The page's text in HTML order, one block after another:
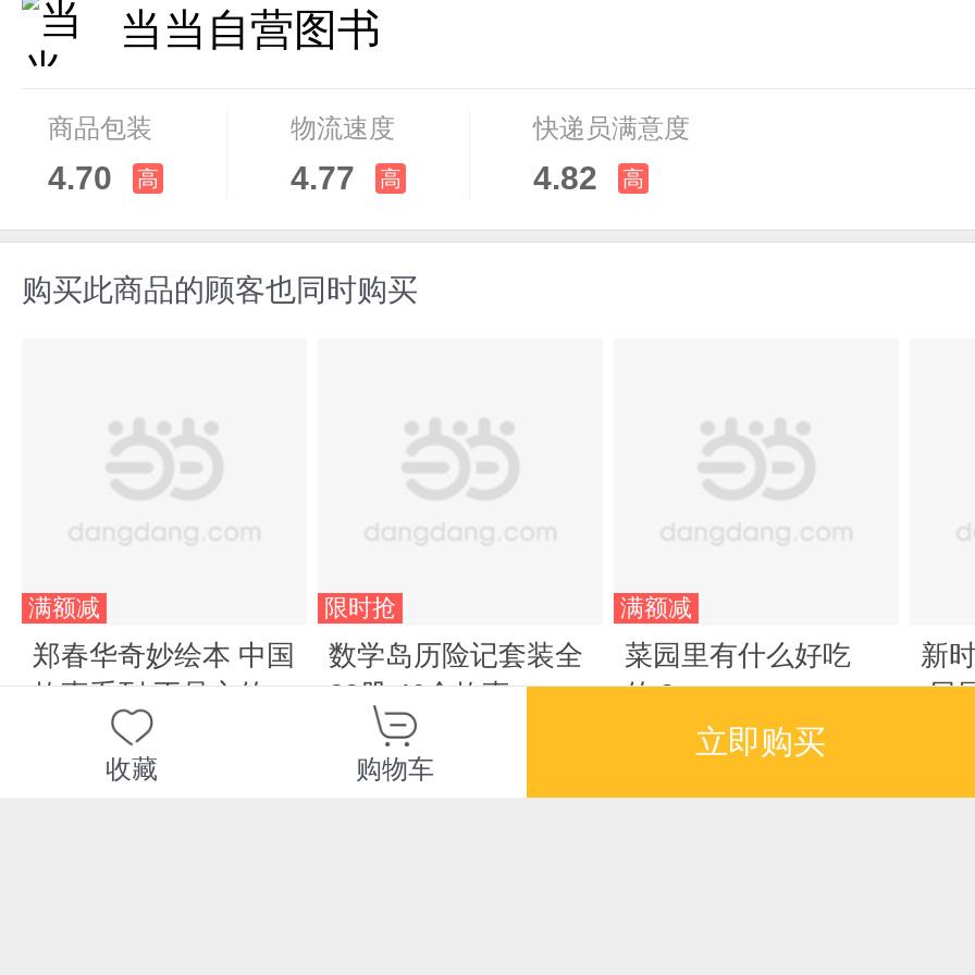
当当自营图书
商品包装
4.70 高
物流速度
4.77 高
快递员满意度
4.82 高
购买此商品的顾客也同时购买
满额减
郑春华奇妙绘本 中国
故事系列 不是方的
不是圆的
¥22.50
限时抢
数学岛历险记套装全
23册 46个故事，用
趣味冒险故事引入数
学知识，让数学学习
¥118.00
满额减
菜园里有什么好吃
的？
¥59.50
新
·民
收藏 购物车
立即购买